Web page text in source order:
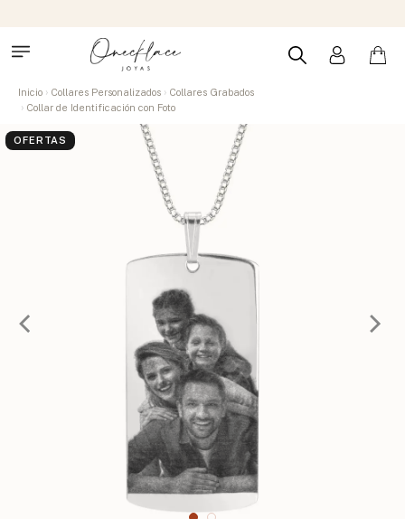
Inicio Collares Personalizados
Collares Grabados
Collar de Identificación con Foto
OFERTAS